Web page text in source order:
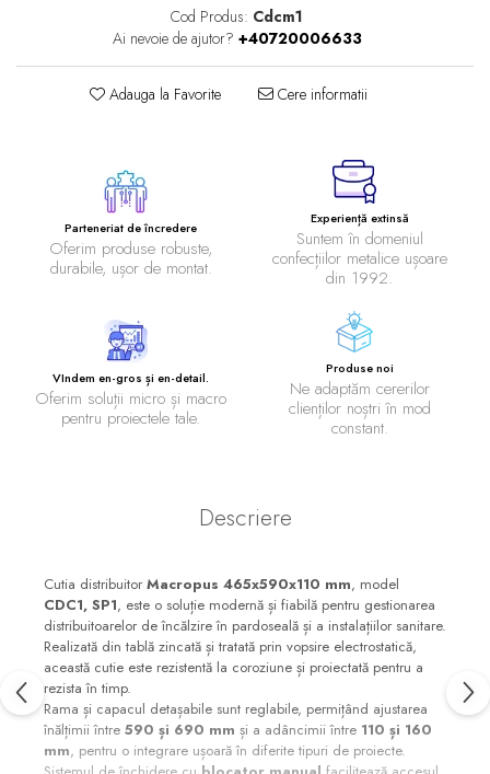
Cod Produs: Cdcm1
Ai nevoie de ajutor? +40720006633
Adauga la Favorite Cere informatii
Parteneriat de încredere
Oferim produse robuste,
durabile, ușor de montat.
Experiență extinsă
Suntem în domeniul
confecțiilor metalice ușoare
din 1992.
VIndem en-gros și en-detail.
Oferim soluții micro și macro
pentru proiectele tale.
Produse noi
Ne adaptăm cererilor
clienților noștri în mod
constant.
Descriere
Cutia distribuitor Macropus 465x590x110 mm, model
CDC1, SP1, este o soluție modernă și fiabilă pentru gestionarea
distribuitoarelor de încălzire în pardoseală și a instalațiilor sanitare.
Realizată din tablă zincată și tratată prin vopsire electrostatică,
această cutie este rezistentă la coroziune și proiectată pentru a
rezista în timp.
Rama și capacul detașabile sunt reglabile, permițând ajustarea
înălțimii între 590 și 690 mm și a adâncimii între 110 și 160
mm, pentru o integrare ușoară în diferite tipuri de proiecte.